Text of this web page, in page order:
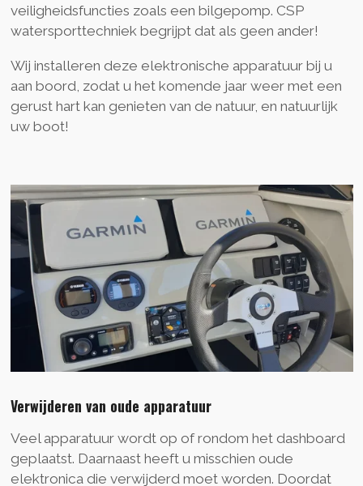
veiligheidsfuncties zoals een bilgepomp. CSP
watersporttechniek begrijpt dat als geen ander!
Wij installeren deze elektronische apparatuur bij u
aan boord, zodat u het komende jaar weer met een
gerust hart kan genieten van de natuur, en natuurlijk
uw boot!
Verwijderen van oude apparatuur
Veel apparatuur wordt op of rondom het dashboard
geplaatst. Daarnaast heeft u misschien oude
elektronica die verwijderd moet worden. Doordat